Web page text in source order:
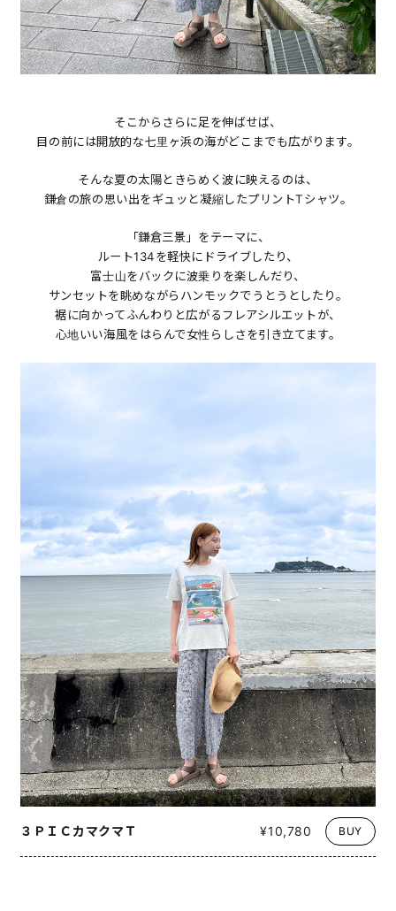
そこからさらに足を伸ばせば、
目の前には開放的な七里ヶ浜の海がどこまでも広がります。
そんな夏の太陽ときらめく波に映えるのは、
鎌倉の旅の思い出をギュッと凝縮したプリントTシャツ。
「鎌倉三景」をテーマに、
ルート134を軽快にドライブしたり、
富士山をバックに波乗りを楽しんだり、
サンセットを眺めながらハンモックでうとうとしたり。
裾に向かってふんわりと広がるフレアシルエットが、
心地いい海風をはらんで女性らしさを引き立てます。
３ＰＩＣカマクマＴ ¥10,780 BUY